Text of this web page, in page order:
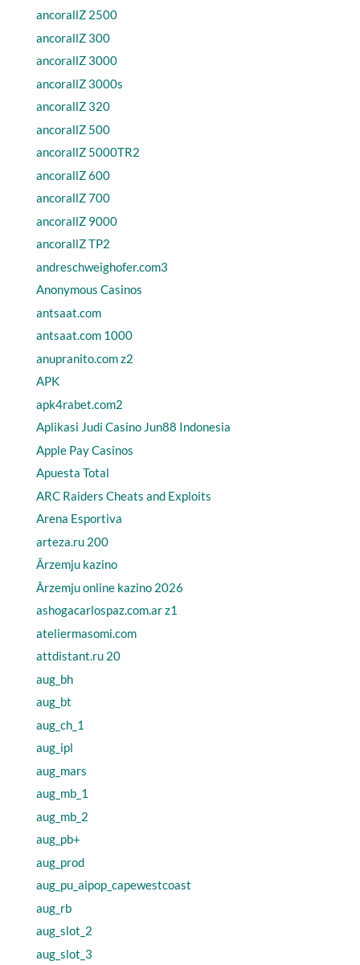
ancorallZ 2500
ancorallZ 300
ancorallZ 3000
ancorallZ 3000s
ancorallZ 320
ancorallZ 500
ancorallZ 5000TR2
ancorallZ 600
ancorallZ 700
ancorallZ 9000
ancorallZ TP2
andreschweighofer.com3
Anonymous Casinos
antsaat.com
antsaat.com 1000
anupranito.com z2
APK
apk4rabet.com2
Aplikasi Judi Casino Jun88 Indonesia
Apple Pay Casinos
Apuesta Total
ARC Raiders Cheats and Exploits
Arena Esportiva
arteza.ru 200
Ārzemju kazino
Ārzemju online kazino 2026
ashogacarlospaz.com.ar z1
ateliermasomi.com
attdistant.ru 20
aug_bh
aug_bt
aug_ch_1
aug_ipl
aug_mars
aug_mb_1
aug_mb_2
aug_pb+
aug_prod
aug_pu_aipop_capewestcoast
aug_rb
aug_slot_2
aug_slot_3